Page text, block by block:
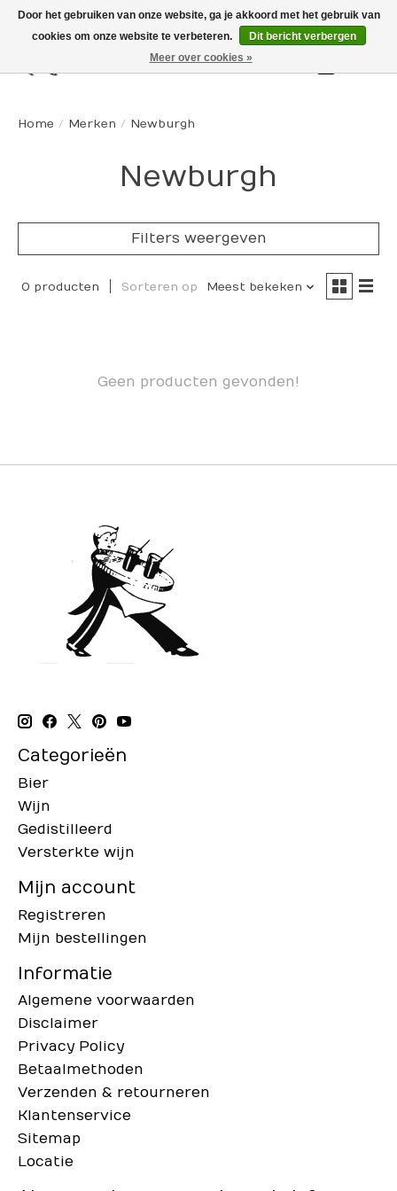
Home / Merken / Newburgh
Newburgh
Filters weergeven
0 producten Sorteren op Meest bekeken
Geen producten gevonden!
Categorieën
Bier
Wijn
Gedistilleerd
Versterkte wijn
Mijn account
Registreren
Mijn bestellingen
Informatie
Algemene voorwaarden
Disclaimer
Privacy Policy
Betaalmethoden
Verzenden & retourneren
Klantenservice
Sitemap
Locatie
Door het gebruiken van onze website, ga je akkoord met het gebruik van
cookies om onze website te verbeteren.
Dit bericht verbergen
Meer over cookies »